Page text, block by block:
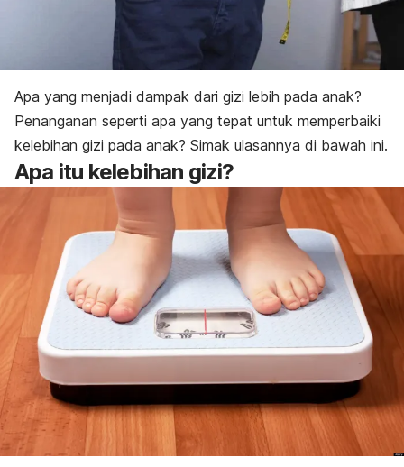
Apa yang menjadi dampak dari gizi lebih pada anak?
Penanganan seperti apa yang tepat untuk memperbaiki
kelebihan gizi pada anak? Simak ulasannya di bawah ini.
Apa itu kelebihan gizi?